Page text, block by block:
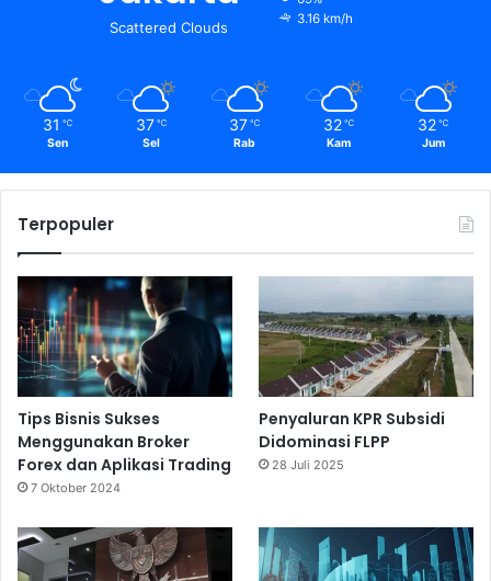
Scattered Clouds
3.16 km/h
31 ℃
Sen
37 ℃
Sel
37 ℃
Rab
32 ℃
Kam
32 ℃
Jum
Terpopuler
Tips Bisnis Sukses
Menggunakan Broker
Forex dan Aplikasi Trading
7 Oktober 2024
Penyaluran KPR Subsidi
Didominasi FLPP
28 Juli 2025